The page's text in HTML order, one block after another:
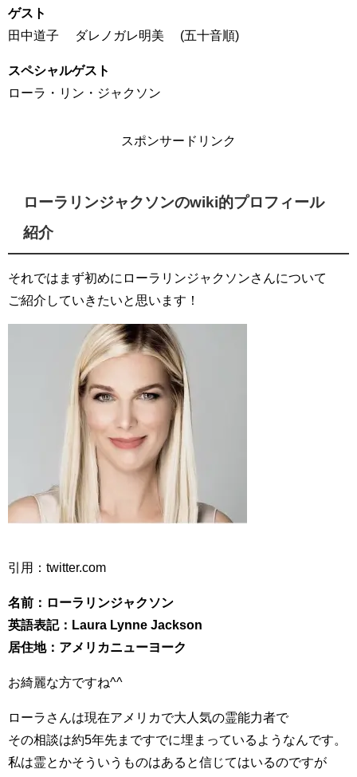
ゲスト
田中道子 ダレノガレ明美 (五十音順)
スペシャルゲスト
ローラ・リン・ジャクソン
スポンサードリンク
ローラリンジャクソンのwiki的プロフィール
紹介
それではまず初めにローラリンジャクソンさんについて
ご紹介していきたいと思います！
引用：twitter.com
名前：ローラリンジャクソン
英語表記：Laura Lynne Jackson
居住地：アメリカニューヨーク
お綺麗な方ですね^^
ローラさんは現在アメリカで大人気の霊能力者で
その相談は約5年先まですでに埋まっているようなんです。
私は霊とかそういうものはあると信じてはいるのですが